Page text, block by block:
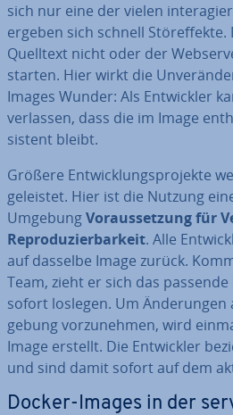
sich nur eine der vielen
ergeben sich schnell
Quelltext nicht oder der
starten. Hier wirkt die
Images Wunder: Als Ent­wick­ler
verlassen, dass die im Image
sis­tent bleibt.
Größere Ent­wick­lungs­pro­jek­te
geleistet. Hier ist die Nutzung
UmgebungVor­aus­set­zung für
Re­pro­du­zier­bar­keit. Alle
auf dasselbe Image zurück.
Team, zieht er sich das
sofort loslegen. Um
ge­bung vor­zu­neh­men, wird
Image erstellt. Die Ent­wick­ler
und sind damit sofort auf dem
Docker-Images in der